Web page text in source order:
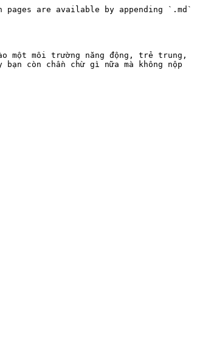
are available by appending `.md`
một môi trường năng động, trẻ trung,
còn chần chừ gì nữa mà không nộp